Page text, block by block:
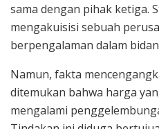
sama dengan pihak ketiga.
mengakuisisi sebuah
berpengalaman dalam
Namun, fakta
ditemukan bahwa harga
mengalami